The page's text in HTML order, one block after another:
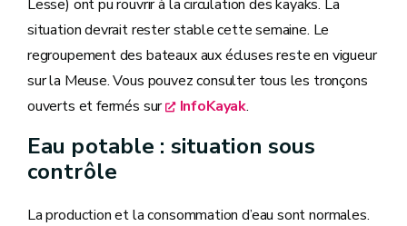
Lesse) ont pu rouvrir à la circulation des kayaks. La
situation devrait rester stable cette semaine. Le
regroupement des bateaux aux écluses reste en vigueur
sur la Meuse. Vous pouvez consulter tous les tronçons
ouverts et fermés sur
InfoKayak.
Eau potable : situation sous
contrôle
La production et la consommation d’eau sont normales.